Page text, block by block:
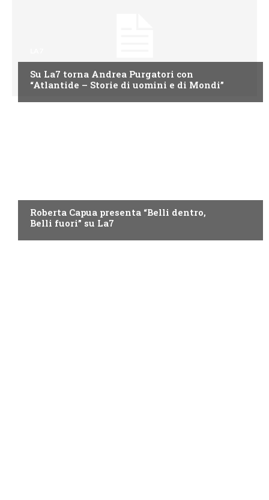
Su La7 torna Andrea Purgatori con
“Atlantide – Storie di uomini e di Mondi”
Roberta Capua presenta “Belli dentro,
Belli fuori” su La7